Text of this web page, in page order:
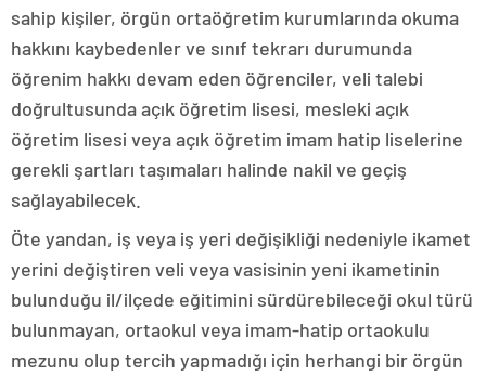
sahip kişiler, örgün ortaöğretim kurumlarında okuma
hakkını kaybedenler ve sınıf tekrarı durumunda
öğrenim hakkı devam eden öğrenciler, veli talebi
doğrultusunda açık öğretim lisesi, mesleki açık
öğretim lisesi veya açık öğretim imam hatip liselerine
gerekli şartları taşımaları halinde nakil ve geçiş
sağlayabilecek.
Öte yandan, iş veya iş yeri değişikliği nedeniyle ikamet
yerini değiştiren veli veya vasisinin yeni ikametinin
bulunduğu il/ilçede eğitimini sürdürebileceği okul türü
bulunmayan, ortaokul veya imam-hatip ortaokulu
mezunu olup tercih yapmadığı için herhangi bir örgün